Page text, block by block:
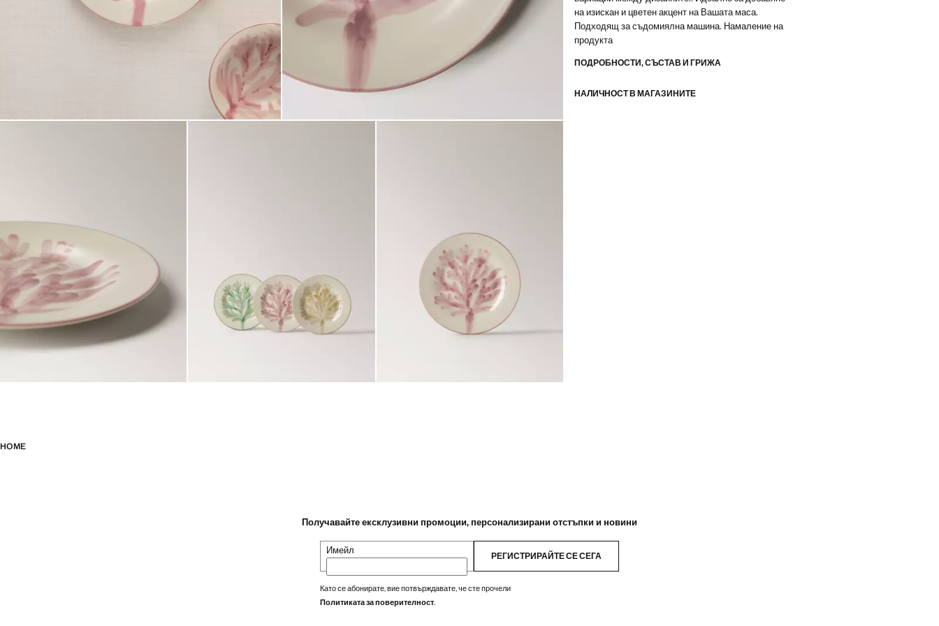
на изискан и цветен акцент на Вашата маса.
Подходящ за съдомиялна машина. Намаление на
продукта
ПОДРОБНОСТИ, СЪСТАВ И ГРИЖА
НАЛИЧНОСТ В МАГАЗИНИТЕ
HOME
Получавайте ексклузивни промоции, персонализирани отстъпки и новини
Имейл РЕГИСТРИРАЙТЕ СЕ СЕГА
Като се абонирате, вие потвърждавате, че сте прочели
Политиката за поверителност.